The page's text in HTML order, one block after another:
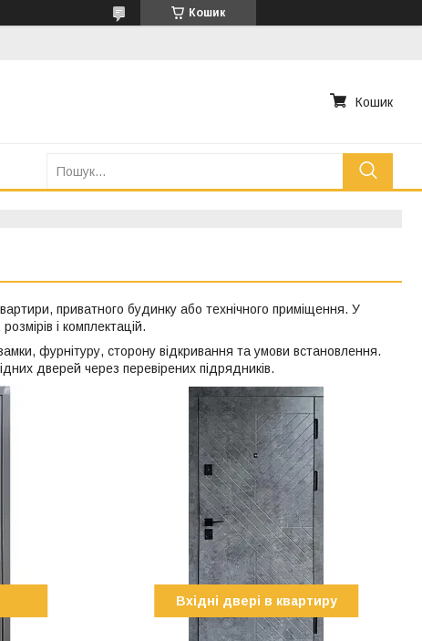
Кошик
Кошик
приватного будинку або технічного приміщення. У
і комплектацій.
фурнітуру, сторону відкривання та умови встановлення.
дверей через перевірених підрядників.
Вхідні двері в квартиру